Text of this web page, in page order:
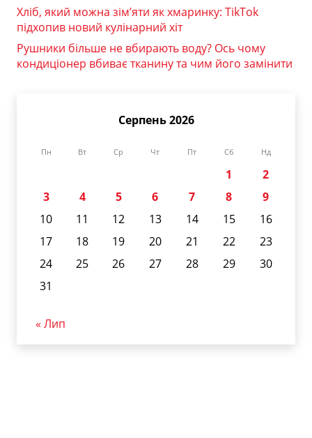
Хліб, який можна зім’яти як хмаринку: TikTok
підхопив новий кулінарний хіт
Рушники більше не вбирають воду? Ось чому
кондиціонер вбиває тканину та чим його замінити
Серпень 2026
Пн Вт Ср Чт Пт Сб Нд
1
2
3
4 5 6 7 8
9
10
11 12 13 14 15
16
17
18 19 20 21 22
23
24
25 26 27 28 29
30
31
« Лип